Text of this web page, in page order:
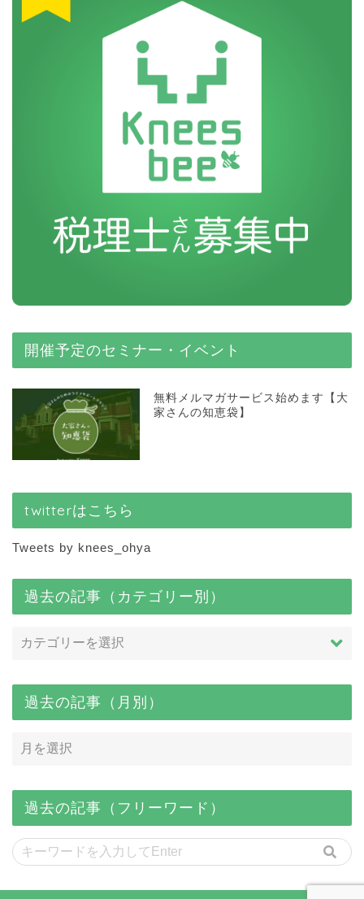
開催予定のセミナー・イベント
無料メルマガサービス始めます【大
家さんの知恵袋】
twitterはこちら
Tweets by knees_ohya
過去の記事（カテゴリー別）
過去の記事（月別）
過去の記事（フリーワード）